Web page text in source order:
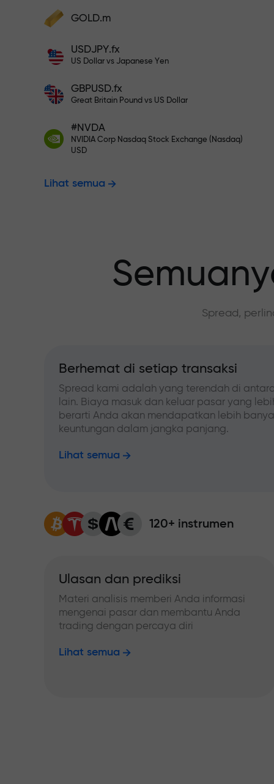
Lakukan deposit dan terima bonus 1.000
bukan salah ketik. Semakin besar
depositnya, semakin tinggi
Deposit ke akun Anda $333 —
Trading
menjamin
Bonus
GOLD.m
USDJPY.fx
US Dollar vs Japanese Yen
GBPUSD.fx
Great Britain Pound vs US Dollar
#NVDA
NVIDIA Corp Nasdaq Stock Exchange (Nasdaq)
USD
Lihat semua
Spread,
Berhemat di setiap transaksi
Spread kami adalah yang terendah di
lain. Biaya masuk dan keluar pasar yang
berarti Anda akan mendapatkan lebih
keuntungan dalam jangka panjang.
Lihat semua
120+ instrumen
Ulasan dan prediksi
Materi analisis memberi Anda informasi
mengenai pasar dan membantu Anda
trading dengan percaya diri
Lihat semua